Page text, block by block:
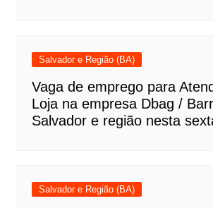
Salvador e Região (BA)
Vaga de emprego para
Loja na empresa Dbag /
Salvador e região nesta
Salvador e Região (BA)